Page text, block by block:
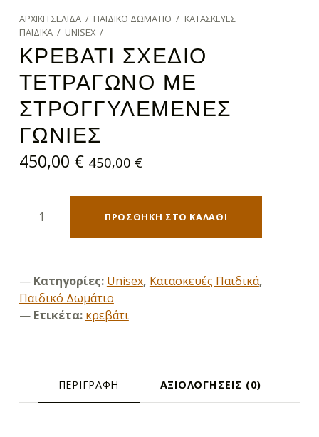
ΑΡΧΙΚΉ ΣΕΛΊΔΑ / ΠΑΙΔΙΚΌ ΔΩΜΆΤΙΟ / ΚΑΤΑΣΚΕΥΈΣ
ΠΑΙΔΙΚΆ / UNISEX /
ΚΡΕΒΆΤΙ ΣΧΈΔΙΟ
ΤΕΤΡΆΓΩΝΟ ΜΕ
ΣΤΡΟΓΓΥΛΕΜΈΝΕΣ
ΓΩΝΊΕΣ
450,00 € 450,00 €
Κρεβάτι Σχέδιο τετράγωνο με στρογγυλεμένες γωνίες ποσότητα
ΠΡΟΣΘΉΚΗ ΣΤΟ ΚΑΛΆΘΙ
Κατηγορίες: Unisex, Κατασκευές Παιδικά,
Παιδικό Δωμάτιο
Ετικέτα: κρεβάτι
ΠΕΡΙΓΡΑΦΉ ΑΞΙΟΛΟΓΉΣΕΙΣ (0)